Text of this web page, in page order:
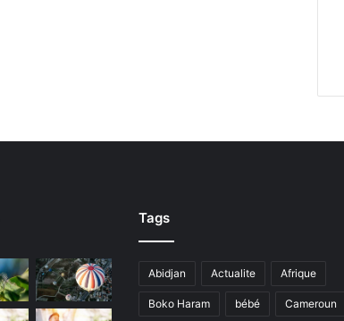
Tags
Abidjan Actualite Afrique
Boko Haram bébé Cameroun